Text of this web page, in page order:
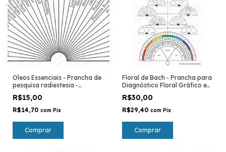
Oleos Essenciais - Prancha de
pesquisa radiestesia -
R$15,00
R$14,70 com Pix
Comprar
Floral de Bach - Prancha para
Diagnóstico Floral Gráfico em
R$30,00
R$29,40 com Pix
Comprar